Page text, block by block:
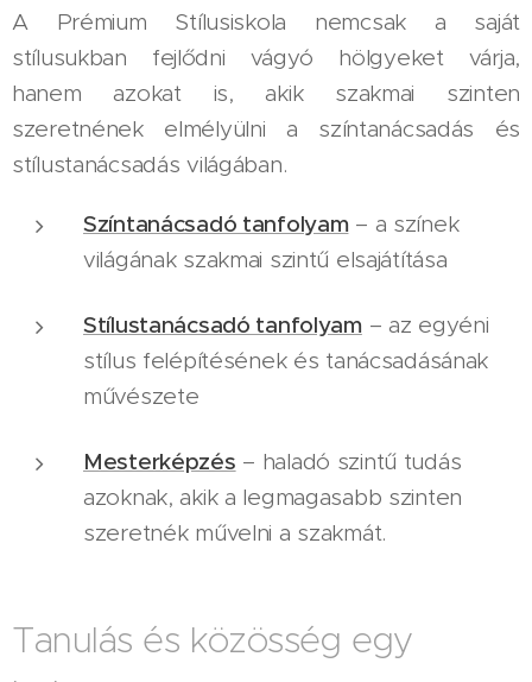
A Prémium Stílusiskola nemcsak a saját
stílusukban fejlődni vágyó hölgyeket várja,
hanem azokat is, akik szakmai szinten
szeretnének elmélyülni a színtanácsadás és
stílustanácsadás világában.
Színtanácsadó tanfolyam– a színek
világának szakmai szintű elsajátítása
Stílustanácsadó tanfolyam– az egyéni
stílus felépítésének és tanácsadásának
művészete
Mesterképzés – haladó szintű tudás
azoknak, akik a legmagasabb szinten
szeretnék művelni a szakmát.
Tanulás és közösség egy